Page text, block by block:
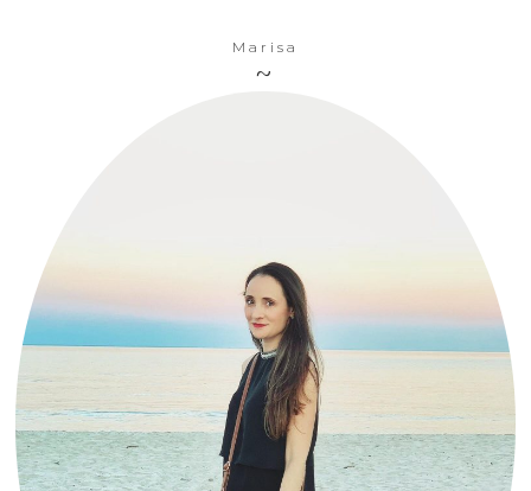
Marisa